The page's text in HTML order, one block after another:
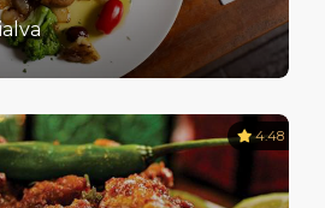
4.48